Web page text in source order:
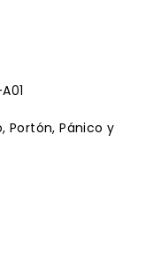
Portón, Pánico y